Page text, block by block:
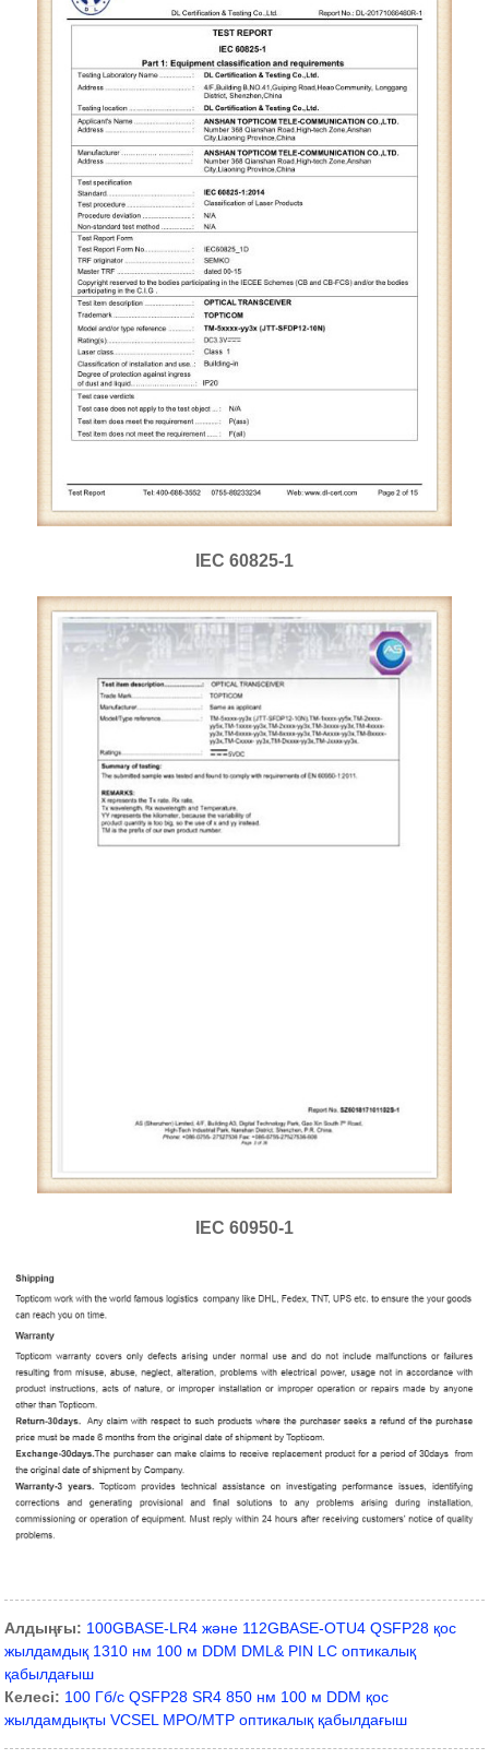
IEC 60825-1
IEC 60950-1
Алдыңғы: 100GBASE-LR4 және 112GBASE-OTU4 QSFP28 қос
жылдамдық 1310 нм 100 м DDM DML& PIN LC оптикалық
қабылдағыш
Келесі: 100 Гб/с QSFP28 SR4 850 нм 100 м DDM қос
жылдамдықты VCSEL MPO/MTP оптикалық қабылдағыш